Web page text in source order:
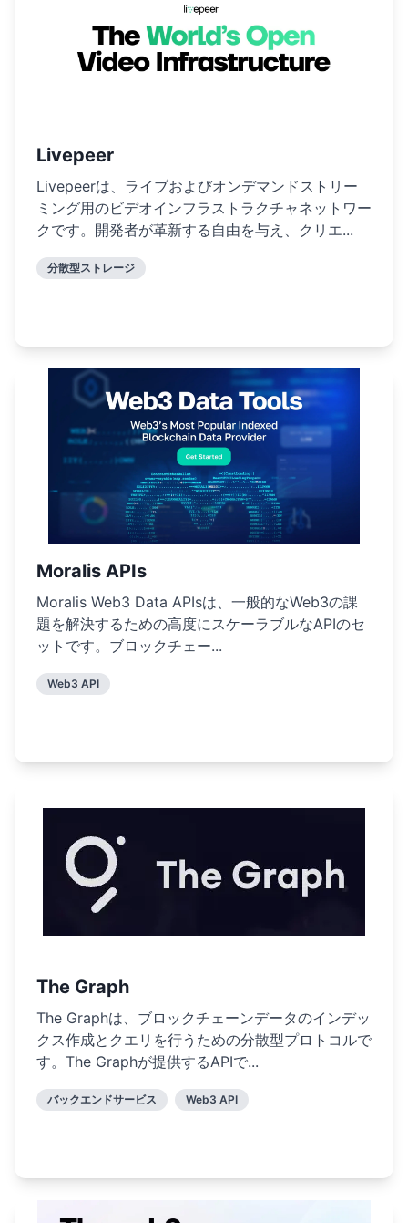
Livepeer
Livepeerは、ライブおよびオンデマンドストリー
ミング用のビデオインフラストラクチャネットワー
クです。開発者が革新する自由を与え、クリエ...
分散型ストレージ
Moralis APIs
Moralis Web3 Data APIsは、一般的なWeb3の課
題を解決するための高度にスケーラブルなAPIのセ
ットです。ブロックチェー...
Web3 API
The Graph
The Graphは、ブロックチェーンデータのインデッ
クス作成とクエリを行うための分散型プロトコルで
す。The Graphが提供するAPIで...
バックエンドサービス Web3 API